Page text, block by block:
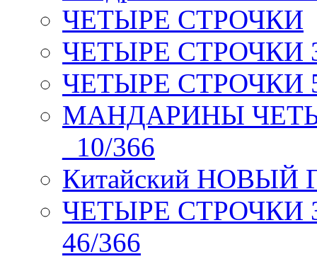
ЧЕТЫРЕ СТРОЧКИ
ЧЕТЫРЕ СТРОЧКИ 3
ЧЕТЫРЕ СТРОЧКИ 5
МАНДАРИНЫ
_10/366
Китайский НОВЫЙ
ЧЕТЫРЕ СТРОЧКИ
46/366